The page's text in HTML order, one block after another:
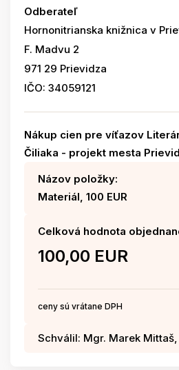
Odberateľ
Hornonitrianska knižnica v
F. Madvu 2
971 29 Prievidza
IČO: 34059121
Nákup cien pre víťazov
Čiliaka - projekt mesta
Názov položky:
Materiál, 100 EUR
Celková hodnota
100,00 EUR
ceny sú vrátane DPH
Schválil: Mgr. Marek